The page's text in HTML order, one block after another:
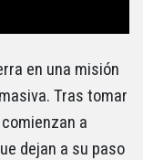
en una misión
Tras tomar
a
dejan a su paso